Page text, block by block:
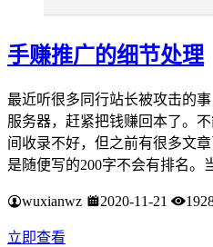
手赚推广的细节处理
最近听很多同行站长被攻击的
服务器，赶紧把钱赚回本了。
间收录不好，但之前有很多文
是随便写的200字不会有排名。
wuxianwz 2020-11-21
立即查看